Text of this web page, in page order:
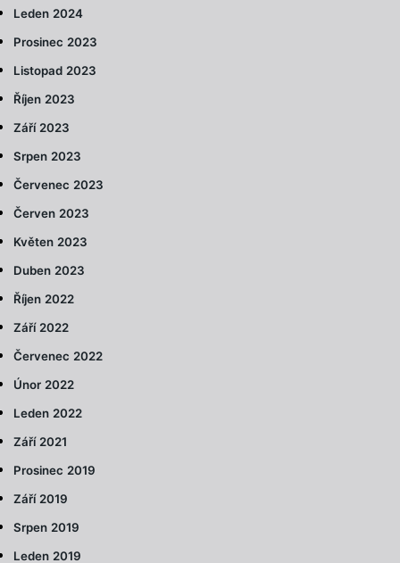
Leden 2024
Prosinec 2023
Listopad 2023
Říjen 2023
Září 2023
Srpen 2023
Červenec 2023
Červen 2023
Květen 2023
Duben 2023
Říjen 2022
Září 2022
Červenec 2022
Únor 2022
Leden 2022
Září 2021
Prosinec 2019
Září 2019
Srpen 2019
Leden 2019